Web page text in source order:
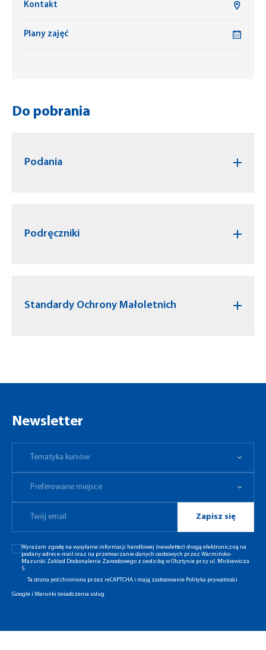
Kontakt
Plany zajęć
Do pobrania
Podania
Podręczniki
Standardy Ochrony Małoletnich
Newsletter
Tematyka kursów
Preferowane miejsce
Zapisz się
Wyrażam zgodę na wysyłanie informacji handlowej (newsletter) drogą elektroniczną na
podany adres e-mail oraz na przetwarzanie danych osobowych przez Warmińsko-
Mazurski Zakład Doskonalenia Zawodowego z siedzibą w Olsztynie przy ul. Mickiewicza
5.
Ta strona jest chroniona przez reCAPTCHA i mają zastosowanie Polityka prywatności
Googlei Warunki świadczenia usług